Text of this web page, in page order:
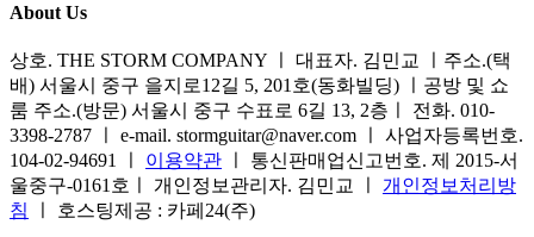
션
을
선
택
할
수
있
페
이
지
에
서
옵
션
있
습
니
다.
상
품
페
션
이
이
상
품
에
있
습
About Us
상호. THE STORM COMPANY ㅣ 대표자. 김민교 ㅣ주소.(택
배) 서울시 중구 을지로12길 5, 201호(동화빌딩) ㅣ공방 및 쇼
룸 주소.(방문) 서울시 중구 수표로 6길 13, 2층ㅣ 전화. 010-
3398-2787 ㅣ e-mail. stormguitar@naver.com ㅣ 사업자등록번호.
104-02-94691 ㅣ 이용약관 ㅣ 통신판매업신고번호. 제 2015-서
울중구-0161호ㅣ 개인정보관리자. 김민교 ㅣ 개인정보처리방
침
ㅣ 호스팅제공 : 카페24(주)